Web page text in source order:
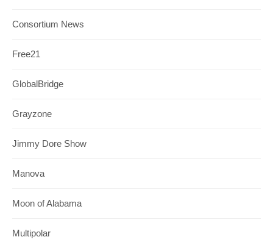
Consortium News
Free21
GlobalBridge
Grayzone
Jimmy Dore Show
Manova
Moon of Alabama
Multipolar